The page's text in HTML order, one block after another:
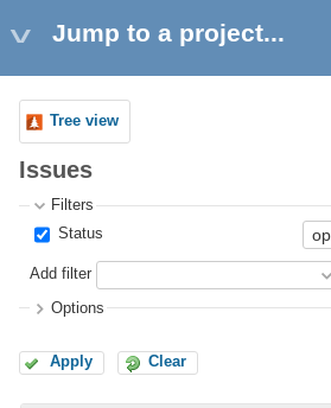
Jump to a project...
Tree view
Issues
Filters
Status
Add filter
Options
Apply Clear